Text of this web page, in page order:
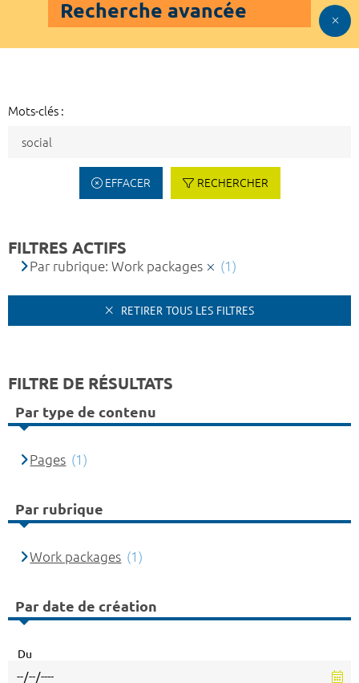
Recherche avancée
Mots-clés :
EFFACER RECHERCHER
FILTRES ACTIFS
Par rubrique: Work packages (1)
RETIRER TOUS LES FILTRES
FILTRE DE RÉSULTATS
Par type de contenu
Pages (1)
Par rubrique
Work packages (1)
Par date de création
Du